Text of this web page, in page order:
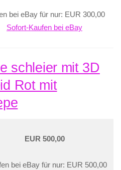
bei eBay für nur: EUR 300,00
Sofort-Kaufen bei eBay
schleier mit 3D
Rot mit
EUR 500,00
bei eBay für nur: EUR 500,00